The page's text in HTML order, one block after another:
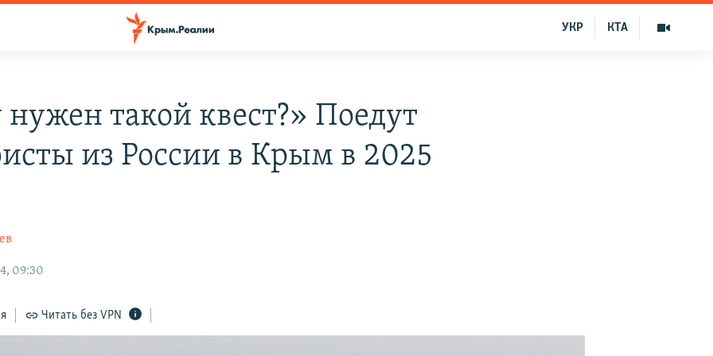
КТА
УКР
такой квест?» Поедут
из России в Крым в 2025
09:30
Читать без VPN